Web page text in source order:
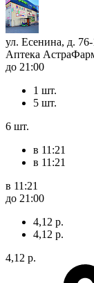
ул. Есенина, д.
Аптека
до 21:00
1 шт.
5 шт.
6 шт.
в 11:21
в 11:21
в 11:21
до 21:00
4,12 р.
4,12 р.
4,12 р.